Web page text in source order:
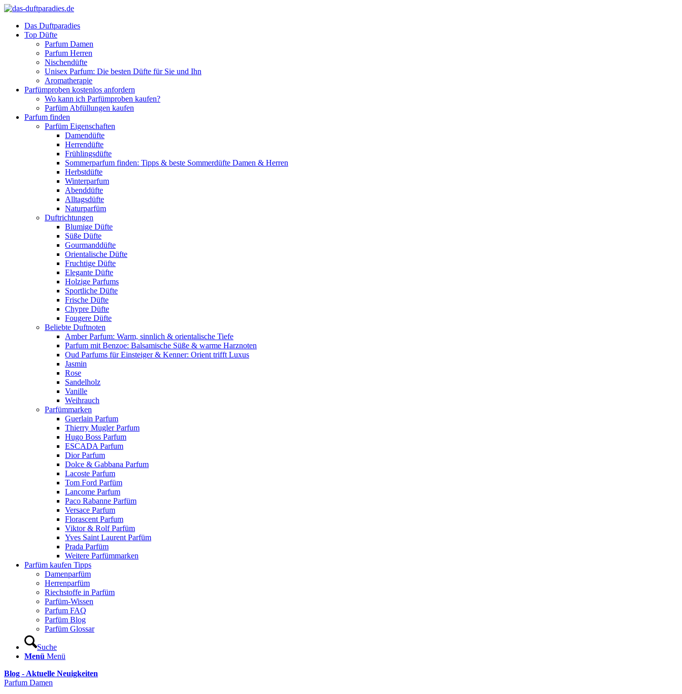
Das Duftparadies
Top Düfte
Parfum Damen
Parfum Herren
Nischendüfte
Unisex Parfum: Die besten Düfte für Sie und Ihn
Aromatherapie
Parfümproben kostenlos anfordern
Wo kann ich Parfümproben kaufen?
Parfüm Abfüllungen kaufen
Parfum finden
Parfüm Eigenschaften
Damendüfte
Herrendüfte
Frühlingsdüfte
Sommerparfum finden: Tipps & beste Sommerdüfte Damen & Herren
Herbstdüfte
Winterparfum
Abenddüfte
Alltagsdüfte
Naturparfüm
Duftrichtungen
Blumige Düfte
Süße Düfte
Gourmanddüfte
Orientalische Düfte
Fruchtige Düfte
Elegante Düfte
Holzige Parfums
Sportliche Düfte
Frische Düfte
Chypre Düfte
Fougere Düfte
Beliebte Duftnoten
Amber Parfum: Warm, sinnlich & orientalische Tiefe
Parfum mit Benzoe: Balsamische Süße & warme Harznoten
Oud Parfums für Einsteiger & Kenner: Orient trifft Luxus
Jasmin
Rose
Sandelholz
Vanille
Weihrauch
Parfümmarken
Guerlain Parfum
Thierry Mugler Parfum
Hugo Boss Parfum
ESCADA Parfum
Dior Parfum
Dolce & Gabbana Parfum
Lacoste Parfum
Tom Ford Parfüm
Lancome Parfum
Paco Rabanne Parfüm
Versace Parfum
Florascent Parfum
Viktor & Rolf Parfüm
Yves Saint Laurent Parfüm
Prada Parfüm
Weitere Parfümmarken
Parfüm kaufen Tipps
Damenparfüm
Herrenparfüm
Riechstoffe in Parfüm
Parfüm-Wissen
Parfum FAQ
Parfüm Blog
Parfüm Glossar
Suche
Menü Menü
Blog - Aktuelle Neuigkeiten
Parfum Damen